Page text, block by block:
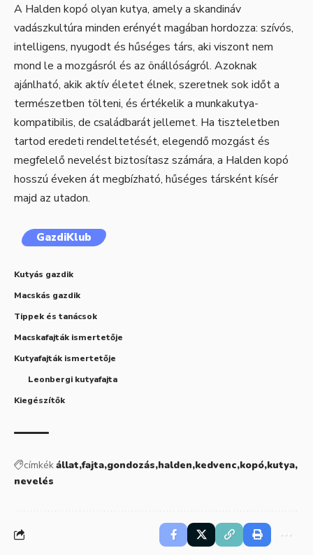
A Halden kopó olyan kutya, amely a skandináv
vadászkultúra minden erényét magában hordozza: szívós,
intelligens, nyugodt és hűséges társ, aki viszont nem
mond le a mozgásról és az önállóságról. Azoknak
ajánlható, akik aktív életet élnek, szeretnek sok időt a
természetben tölteni, és értékelik a munkakutya-
kompatibilis, de családbarát jellemet. Ha tiszteletben
tartod eredeti rendeltetését, elegendő mozgást és
megfelelő nevelést biztosítasz számára, a Halden kopó
hosszú éveken át megbízható, hűséges társként kísér
majd az utadon.
GazdiKlub
Kutyás gazdik
Macskás gazdik
Tippek és tanácsok
Macskafajták ismertetője
Kutyafajták ismertetője
Leonbergi kutyafajta
Kiegészítők
címkékállat fajta gondozás halden kedvenc kopó kutya
nevelés